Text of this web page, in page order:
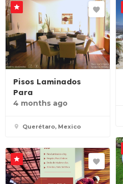
Pisos Laminados
Para
4 months ago
Querétaro, Mexico